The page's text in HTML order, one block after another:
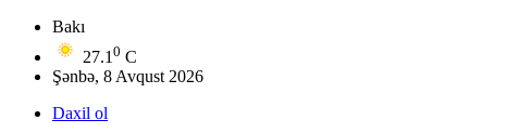
Bakı
27.1 0 C
Şənbə, 8 Avqust 2026
Daxil ol